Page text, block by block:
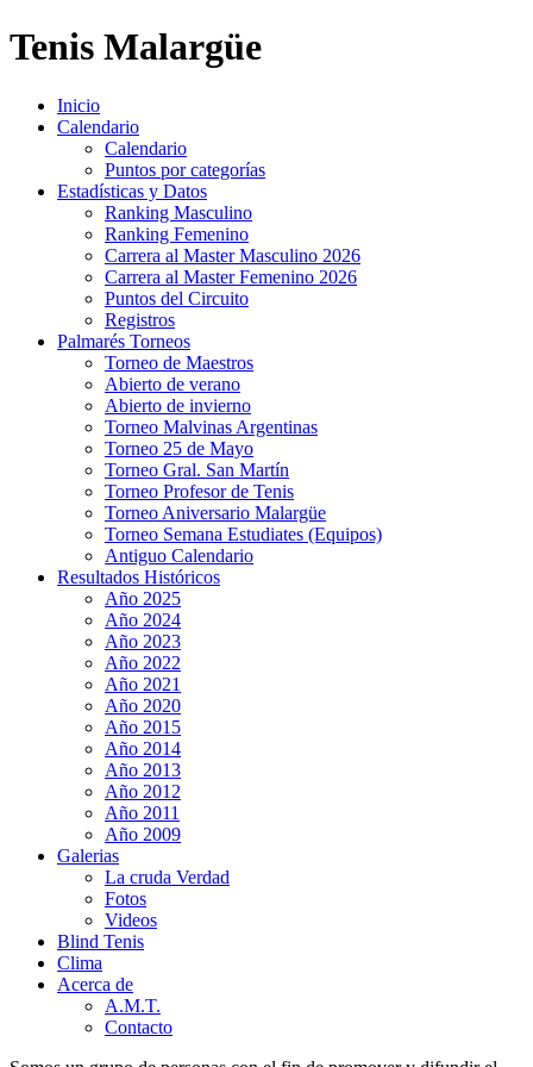
Tenis Malargüe
Inicio
Calendario
Calendario
Puntos por categorías
Estadísticas y Datos
Ranking Masculino
Ranking Femenino
Carrera al Master Masculino 2026
Carrera al Master Femenino 2026
Puntos del Circuito
Registros
Palmarés Torneos
Torneo de Maestros
Abierto de verano
Abierto de invierno
Torneo Malvinas Argentinas
Torneo 25 de Mayo
Torneo Gral. San Martín
Torneo Profesor de Tenis
Torneo Aniversario Malargüe
Torneo Semana Estudiates (Equipos)
Antiguo Calendario
Resultados Históricos
Año 2025
Año 2024
Año 2023
Año 2022
Año 2021
Año 2020
Año 2015
Año 2014
Año 2013
Año 2012
Año 2011
Año 2009
Galerias
La cruda Verdad
Fotos
Videos
Blind Tenis
Clima
Acerca de
A.M.T.
Contacto